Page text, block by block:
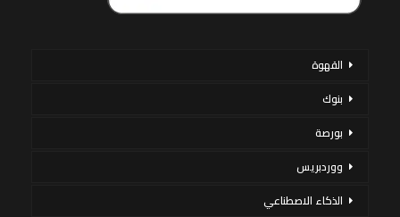
القهوة
بنوك
بورصة
ووردبريس
الذكاء الاصطناعي